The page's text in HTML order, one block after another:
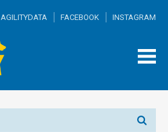
AGILITYDATA FACEBOOK INSTAGRAM